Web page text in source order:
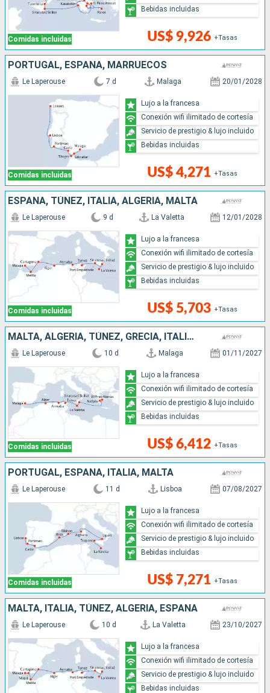
Comidas incluidas US$ 9,926 +Tasas
Bebidas incluidas
PORTUGAL, ESPAÑA, MARRUECOS
Comidas incluidas
Le Laperouse 7 d Malaga 20/01/2028
US$ 4,271 +Tasas
Lujo a la francesa
Conexión wifi ilimitado de cortesía
Servicio de prestigio & lujo incluido
Bebidas incluidas
ESPAÑA, TÚNEZ, ITALIA, ALGERIA, MALTA
Comidas incluidas
Le Laperouse 9 d La Valetta 12/01/2028
US$ 5,703 +Tasas
Lujo a la francesa
Conexión wifi ilimitado de cortesía
Servicio de prestigio & lujo incluido
Bebidas incluidas
MALTA, ALGERIA, TÚNEZ, GRECIA, ITALIA, ESPAÑA
Comidas incluidas
Le Laperouse 10 d Malaga 01/11/2027
US$ 6,412 +Tasas
Lujo a la francesa
Conexión wifi ilimitado de cortesía
Servicio de prestigio & lujo incluido
Bebidas incluidas
PORTUGAL, ESPAÑA, ITALIA, MALTA
Comidas incluidas
Le Laperouse 11 d Lisboa 07/08/2027
US$ 7,271 +Tasas
Lujo a la francesa
Conexión wifi ilimitado de cortesía
Servicio de prestigio & lujo incluido
Bebidas incluidas
MALTA, ITALIA, TÚNEZ, ALGERIA, ESPAÑA
Le Laperouse 10 d La Valetta 23/10/2027
Lujo a la francesa
Conexión wifi ilimitado de cortesía
Servicio de prestigio & lujo incluido
Bebidas incluidas